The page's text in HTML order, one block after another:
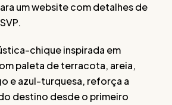
um website com detalhes de
chique inspirada em
paleta de terracota, areia,
e azul-turquesa, reforça a
destino desde o primeiro